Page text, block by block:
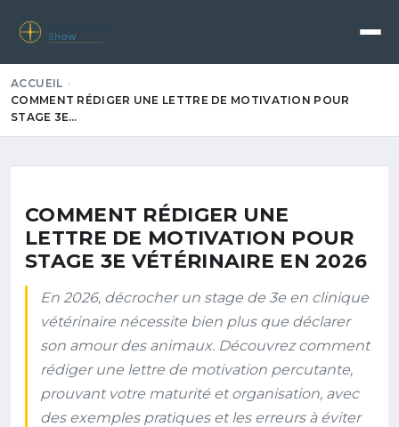
Show
ACCUEIL
COMMENT RÉDIGER UNE LETTRE DE MOTIVATION POUR
STAGE 3E…
COMMENT RÉDIGER UNE
LETTRE DE MOTIVATION POUR
STAGE 3E VÉTÉRINAIRE EN 2026
En 2026, décrocher un stage de 3e en clinique
vétérinaire nécessite bien plus que déclarer
son amour des animaux. Découvrez comment
rédiger une lettre de motivation percutante,
prouvant votre maturité et organisation, avec
des exemples pratiques et les erreurs à éviter